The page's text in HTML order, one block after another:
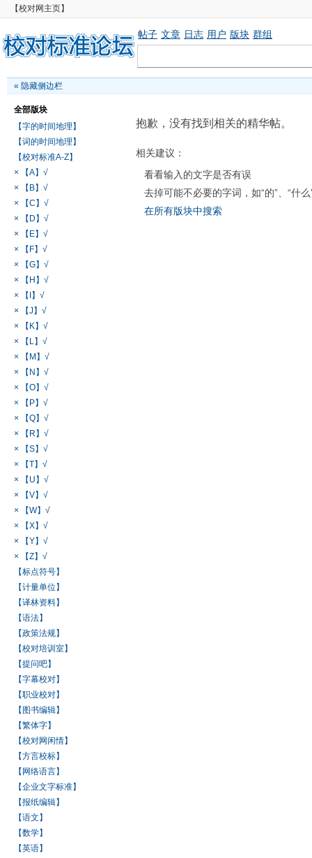
【校对网主页】
帖子 文章 日志 用户 版块 群组
« 隐藏侧边栏
全部版块
【字的时间地理】
【词的时间地理】
【校对标准A-Z】
× 【A】√
× 【B】√
× 【C】√
× 【D】√
× 【E】√
× 【F】√
× 【G】√
× 【H】√
× 【I】√
× 【J】√
× 【K】√
× 【L】√
× 【M】√
× 【N】√
× 【O】√
× 【P】√
× 【Q】√
× 【R】√
× 【S】√
× 【T】√
× 【U】√
× 【V】√
× 【W】√
× 【X】√
× 【Y】√
× 【Z】√
【标点符号】
【计量单位】
【译林资料】
【语法】
【政策法规】
【校对培训室】
【提问吧】
【字幕校对】
【职业校对】
【图书编辑】
【繁体字】
【校对网闲情】
【方言校标】
【网络语言】
【企业文字标准】
【报纸编辑】
【语文】
【数学】
【英语】
抱歉，没有找到相关的精华帖。
相关建议：
看看输入的文字是否有误
去掉可能不必要的字词，如“的”、“什么
在所有版块中搜索